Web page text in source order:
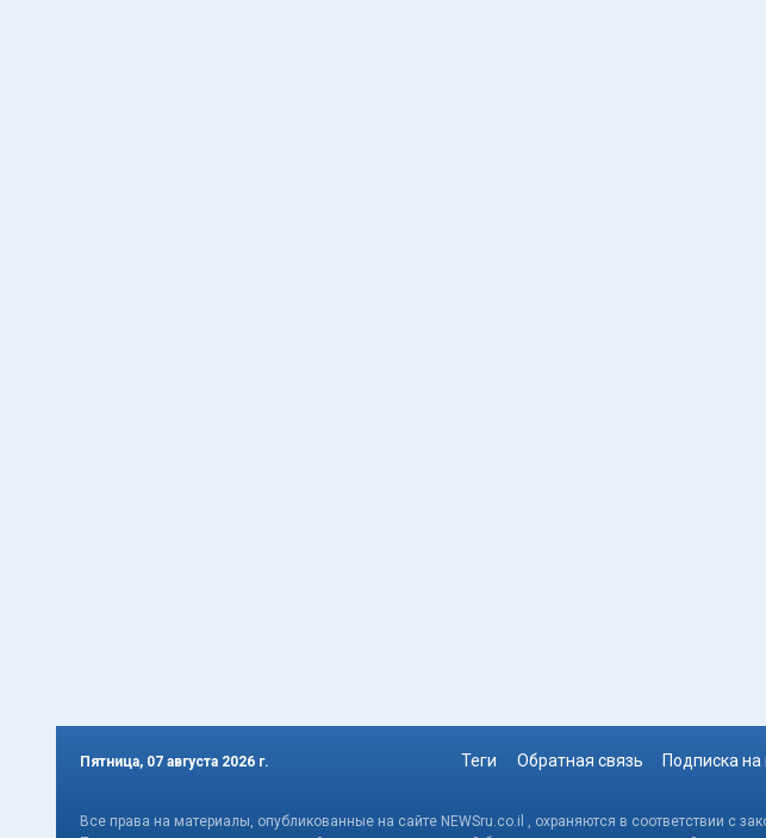
Пятница, 07 августа 2026 г. Теги Обратная связь Подписка на
Все права на материалы, опубликованные на сайте NEWSru.co.il , охраняются в соответствии с